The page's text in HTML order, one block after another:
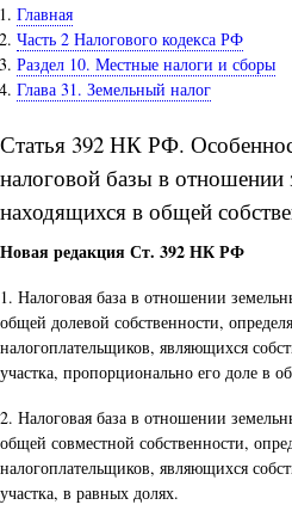
Главная
Часть 2 Налогового кодекса РФ
Раздел 10. Местные налоги и сборы
Глава 31. Земельный налог
Статья 392 НК РФ.
налоговой базы в отношении
находящихся в общей
Новая редакция Ст. 392 НК РФ
1. Налоговая база в отношении
общей долевой собственности,
налогоплательщиков, являющихся
участка, пропорционально его доле в
2. Налоговая база в отношении
общей совместной собственности,
налогоплательщиков, являющихся
участка, в равных долях.